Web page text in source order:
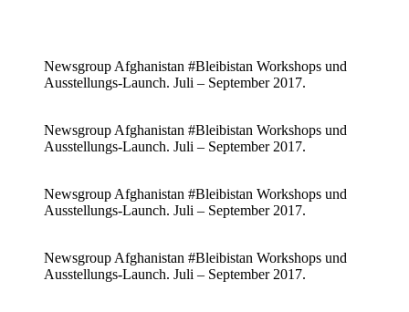
Newsgroup Afghanistan #Bleibistan Workshops und
Ausstellungs-Launch. Juli – September 2017.
Newsgroup Afghanistan #Bleibistan Workshops und
Ausstellungs-Launch. Juli – September 2017.
Newsgroup Afghanistan #Bleibistan Workshops und
Ausstellungs-Launch. Juli – September 2017.
Newsgroup Afghanistan #Bleibistan Workshops und
Ausstellungs-Launch. Juli – September 2017.